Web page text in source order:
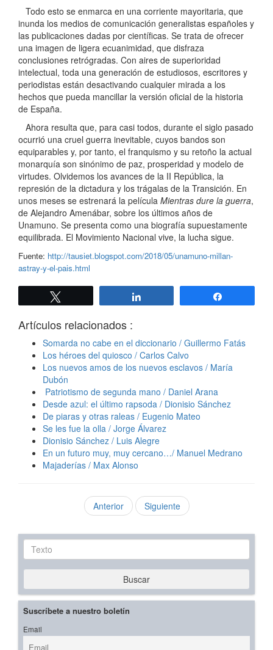
Todo esto se enmarca en una corriente mayoritaria, que
inunda los medios de comunicación generalistas españoles y
las publicaciones dadas por científicas. Se trata de ofrecer
una imagen de ligera ecuanimidad, que disfraza
conclusiones retrógradas. Con aires de superioridad
intelectual, toda una generación de estudiosos, escritores y
periodistas están desactivando cualquier mirada a los
hechos que pueda mancillar la versión oficial de la historia
de España.
Ahora resulta que, para casi todos, durante el siglo pasado
ocurrió una cruel guerra inevitable, cuyos bandos son
equiparables y, por tanto, el franquismo y su retoño la actual
monarquía son sinónimo de paz, prosperidad y modelo de
virtudes. Olvidemos los avances de la II República, la
represión de la dictadura y los trágalas de la Transición. En
unos meses se estrenará la película Mientras dure la guerra,
de Alejandro Amenábar, sobre los últimos años de
Unamuno. Se presenta como una biografía supuestamente
equilibrada. El Movimiento Nacional vive, la lucha sigue.
Fuente: http://tausiet.blogspot.com/2018/05/unamuno-millan-
astray-y-el-pais.html
Artículos relacionados :
Somarda no cabe en el diccionario / Guillermo Fatás
Los héroes del quiosco / Carlos Calvo
Los nuevos amos de los nuevos esclavos / María
Dubón
Patriotismo de segunda mano / Daniel Arana
Desde azul: el último rapsoda / Dionisio Sánchez
De piaras y otras raleas / Eugenio Mateo
Se les fue la olla / Jorge Álvarez
Dionisio Sánchez / Luis Alegre
En un futuro muy, muy cercano…/ Manuel Medrano
Majaderías / Max Alonso
Anterior Siguiente
Texto
Buscar
Suscríbete a nuestro boletín
Email